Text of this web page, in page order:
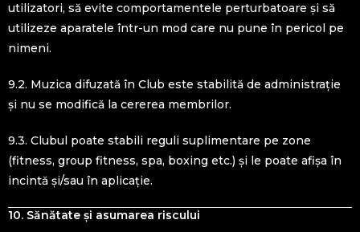
utilizatori, să evite comportamentele perturbatoare și să
utilizeze aparatele într-un mod care nu pune în pericol pe
nimeni.
9.2. Muzica difuzată în Club este stabilită de administrație
și nu se modifică la cererea membrilor.
9.3. Clubul poate stabili reguli suplimentare pe zone
(fitness, group fitness, spa, boxing etc.) și le poate afișa în
incintă și/sau în aplicație.
10. Sănătate și asumarea riscului